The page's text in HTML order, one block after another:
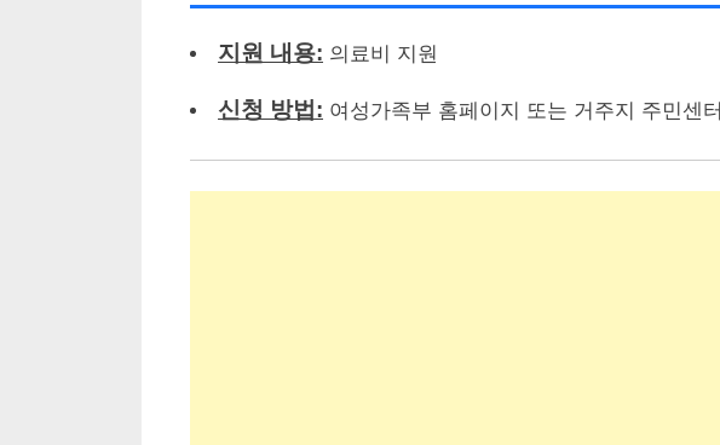
지원 내용: 의료비 지원
신청 방법: 여성가족부 홈페이지 또는 거주지 주민센터